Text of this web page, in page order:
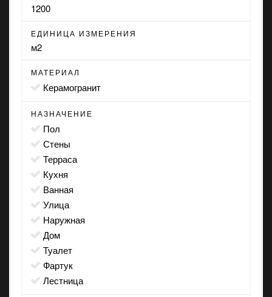
1200
ЕДИНИЦА ИЗМЕРЕНИЯ
м2
МАТЕРИАЛ
Керамогранит
НАЗНАЧЕНИЕ
пол
стены
терраса
кухня
ванная
улица
наружная
дом
туалет
фартук
лестница